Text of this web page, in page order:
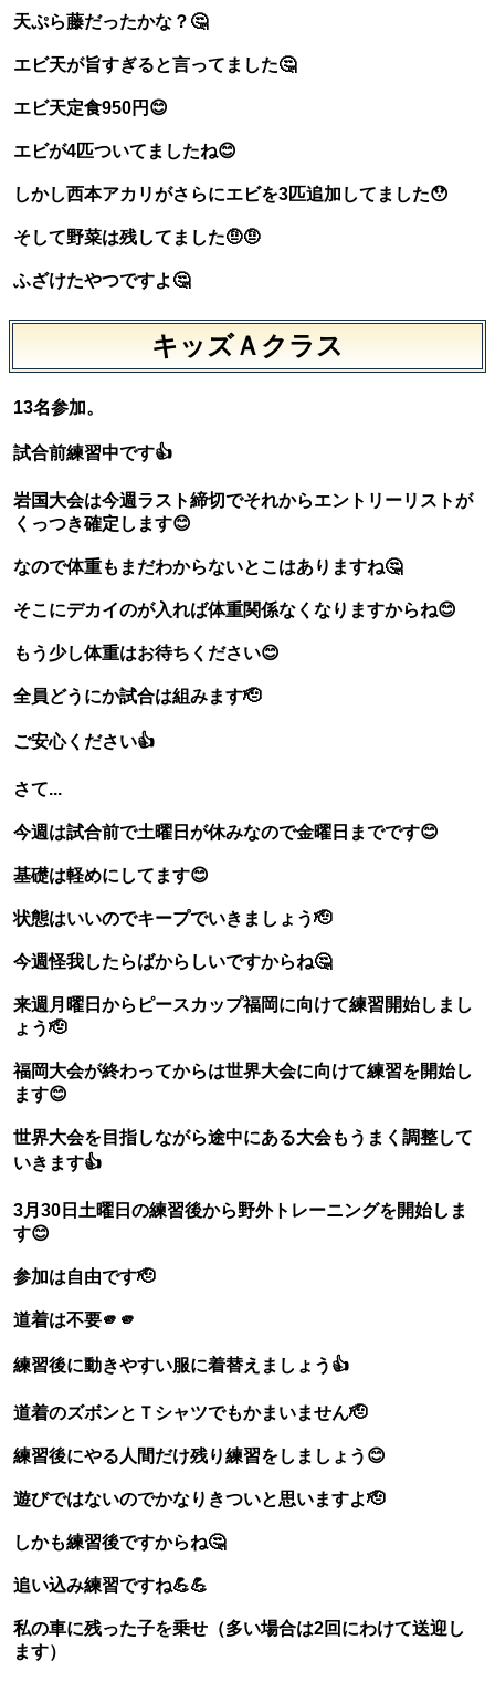
天ぷら藤だったかな？🤔
エビ天が旨すぎると言ってました🤔
エビ天定食950円😊
エビが4匹ついてましたね😊
しかし西本アカリがさらにエビを3匹追加してました😯
そして野菜は残してました🤨🤨
ふざけたやつですよ🤔
キッズＡクラス
13名参加。
試合前練習中です👍
岩国大会は今週ラスト締切でそれからエントリーリストが
くっつき確定します😊
なので体重もまだわからないとこはありますね🤔
そこにデカイのが入れば体重関係なくなりますからね😊
もう少し体重はお待ちください😊
全員どうにか試合は組みます🫡
ご安心ください👍
さて...
今週は試合前で土曜日が休みなので金曜日までです😊
基礎は軽めにしてます😊
状態はいいのでキープでいきましょう🫡
今週怪我したらばからしいですからね🤔
来週月曜日からピースカップ福岡に向けて練習開始しまし
ょう🫡
福岡大会が終わってからは世界大会に向けて練習を開始し
ます😊
世界大会を目指しながら途中にある大会もうまく調整して
いきます👍
3月30日土曜日の練習後から野外トレーニングを開始しま
す😊
参加は自由です🫡
道着は不要🫵🫵
練習後に動きやすい服に着替えましょう👍
道着のズボンとＴシャツでもかまいません🫡
練習後にやる人間だけ残り練習をしましょう😊
遊びではないのでかなりきついと思いますよ🫡
しかも練習後ですからね🤔
追い込み練習ですね💪💪
私の車に残った子を乗せ（多い場合は2回にわけて送迎し
ます）